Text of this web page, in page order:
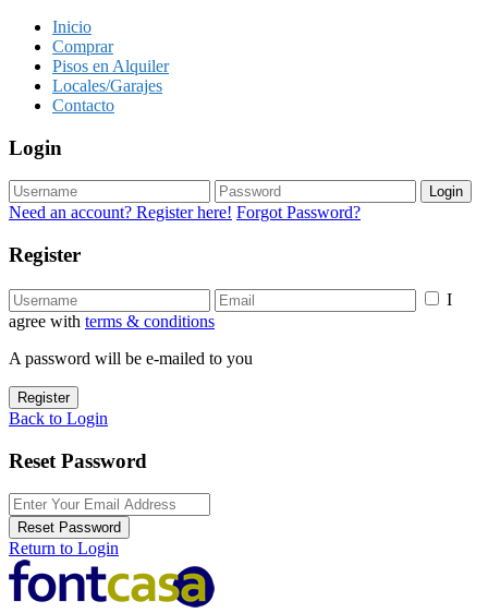
Inicio
Comprar
Pisos en Alquiler
Locales/Garajes
Contacto
Login
Login
Need an account? Register here! Forgot Password?
Register
I
agree with terms & conditions
A password will be e-mailed to you
Register
Back to Login
Reset Password
Reset Password
Return to Login